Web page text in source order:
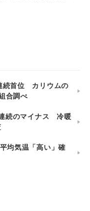
続首位 カリウムの
合調べ
続のマイナス 冷暖
均気温「高い」確